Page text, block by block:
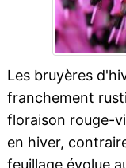
Les bruyères
franchement
floraison rouge-
en hiver,
feuillage évolue